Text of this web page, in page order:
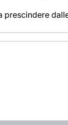
prescindere